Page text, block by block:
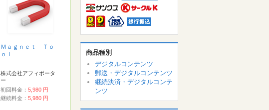
Ｍａｇｎｅｔ Ｔｏ
ｏｌ
株式会社アフィポータ
ー
初回料金：5,980 円
継続料金：5,980 円
商品種別
デジタルコンテンツ
郵送・デジタルコンテンツ
継続決済・デジタルコンテ
ンツ